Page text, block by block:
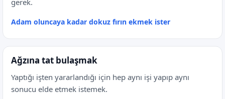
gerek.
Adam oluncaya kadar dokuz fırın ekmek ister
Ağzına tat bulaşmak
Yaptığı işten yararlandığı için hep aynı işi yapıp aynı
sonucu elde etmek istemek.